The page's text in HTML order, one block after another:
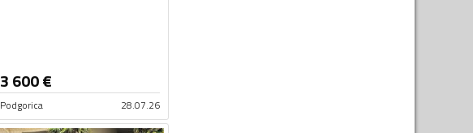
3 600€
Podgorica 28.07.26